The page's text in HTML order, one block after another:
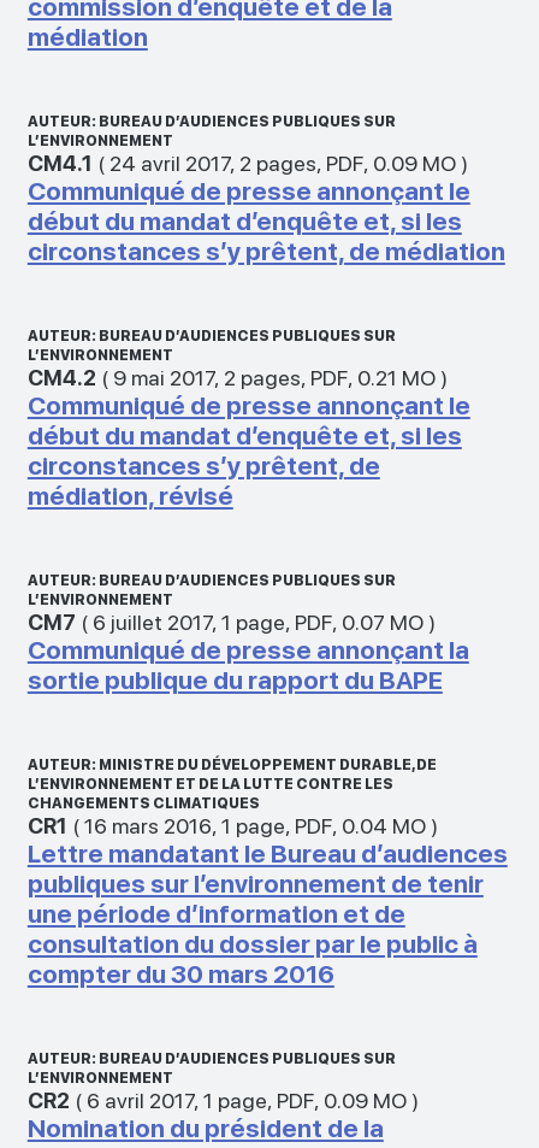
commission d’enquête et de la
médiation
AUTEUR: BUREAU D’AUDIENCES PUBLIQUES SUR
L’ENVIRONNEMENT
CM4.1 ( 24 avril 2017, 2 pages, PDF, 0.09 MO)
Communiqué de presse annonçant le
début du mandat d’enquête et, si les
circonstances s’y prêtent, de médiation
AUTEUR: BUREAU D’AUDIENCES PUBLIQUES SUR
L’ENVIRONNEMENT
CM4.2 ( 9 mai 2017, 2 pages, PDF, 0.21 MO)
Communiqué de presse annonçant le
début du mandat d’enquête et, si les
circonstances s’y prêtent, de
médiation, révisé
AUTEUR: BUREAU D’AUDIENCES PUBLIQUES SUR
L’ENVIRONNEMENT
CM7 ( 6 juillet 2017, 1 page, PDF, 0.07 MO)
Communiqué de presse annonçant la
sortie publique du rapport du BAPE
AUTEUR: MINISTRE DU DÉVELOPPEMENT DURABLE, DE
L’ENVIRONNEMENT ET DE LA LUTTE CONTRE LES
CHANGEMENTS CLIMATIQUES
CR1 (16 mars 2016, 1 page, PDF, 0.04 MO)
Lettre mandatant le Bureau d’audiences
publiques sur l’environnement de tenir
une période d’information et de
consultation du dossier par le public à
compter du 30 mars 2016
AUTEUR: BUREAU D’AUDIENCES PUBLIQUES SUR
L’ENVIRONNEMENT
CR2 ( 6 avril 2017, 1 page, PDF, 0.09 MO)
Nomination du président de la